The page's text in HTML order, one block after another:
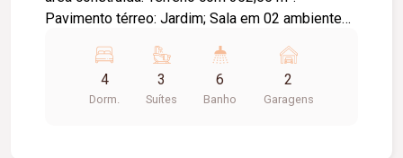
Pavimento térreo: Jardim; Sala em 02 ambientes;
Despensa; Varanda gourmet com churrasqueira e
banheiro; Piscina aquecida; Quintal; 02 vagas de
garagem cobertas e livres; Pavimento superior:
4
Dorm.
3
Suítes
6
Banho
2
Garagens